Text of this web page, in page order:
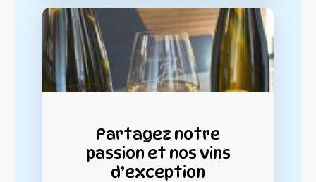
Partagez notre
passion et nos vins
d’exception